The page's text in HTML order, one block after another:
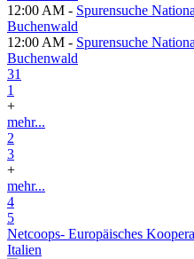
12:00 AM - Spurensuche
Buchenwald
12:00 AM - Spurensuche
Buchenwald
31
1
+
mehr...
2
3
+
mehr...
4
5
Netcoops- Europäisches
Italien